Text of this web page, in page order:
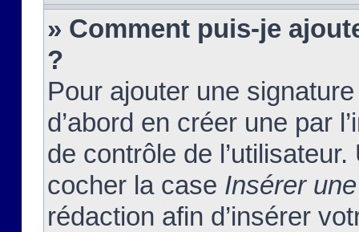
» Comment puis-je
?
Pour ajouter une
d’abord en créer une par
de contrôle de
cocher la case Insérer
rédaction afin d’insérer